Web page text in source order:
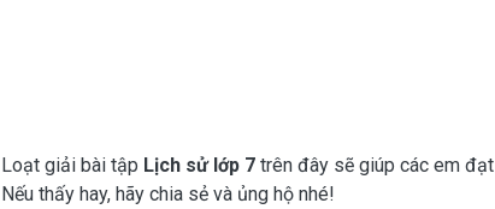
Loạt giải bài tập Lịch sử lớp 7 trên đây sẽ giúp các em
Nếu thấy hay, hãy chia sẻ và ủng hộ nhé!